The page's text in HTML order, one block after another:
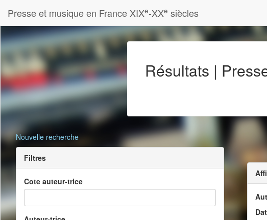
Presse et musique en France XIXe-XXe siècles
Résultats |
Nouvelle recherche
Filtres
Cote auteur-trice